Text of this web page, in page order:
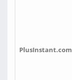
PlusInstant.com